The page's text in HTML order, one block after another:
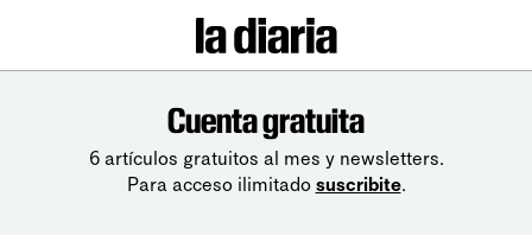
Cuenta gratuita
6 artículos gratuitos al mes y newsletters.
Para acceso ilimitado suscribite.